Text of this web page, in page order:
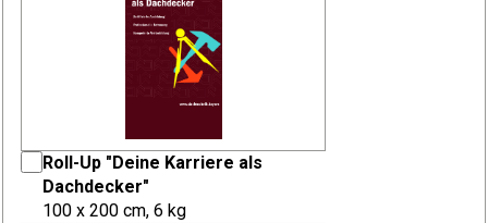
Roll-Up "Deine Karriere als
Dachdecker"
100 x 200 cm, 6 kg